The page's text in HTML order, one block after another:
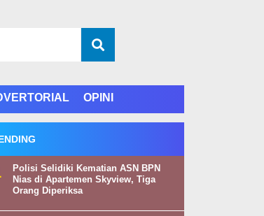
OPINI
Polisi Selidiki Kematian ASN BPN
Nias di Apartemen Skyview, Tiga
Orang Diperiksa